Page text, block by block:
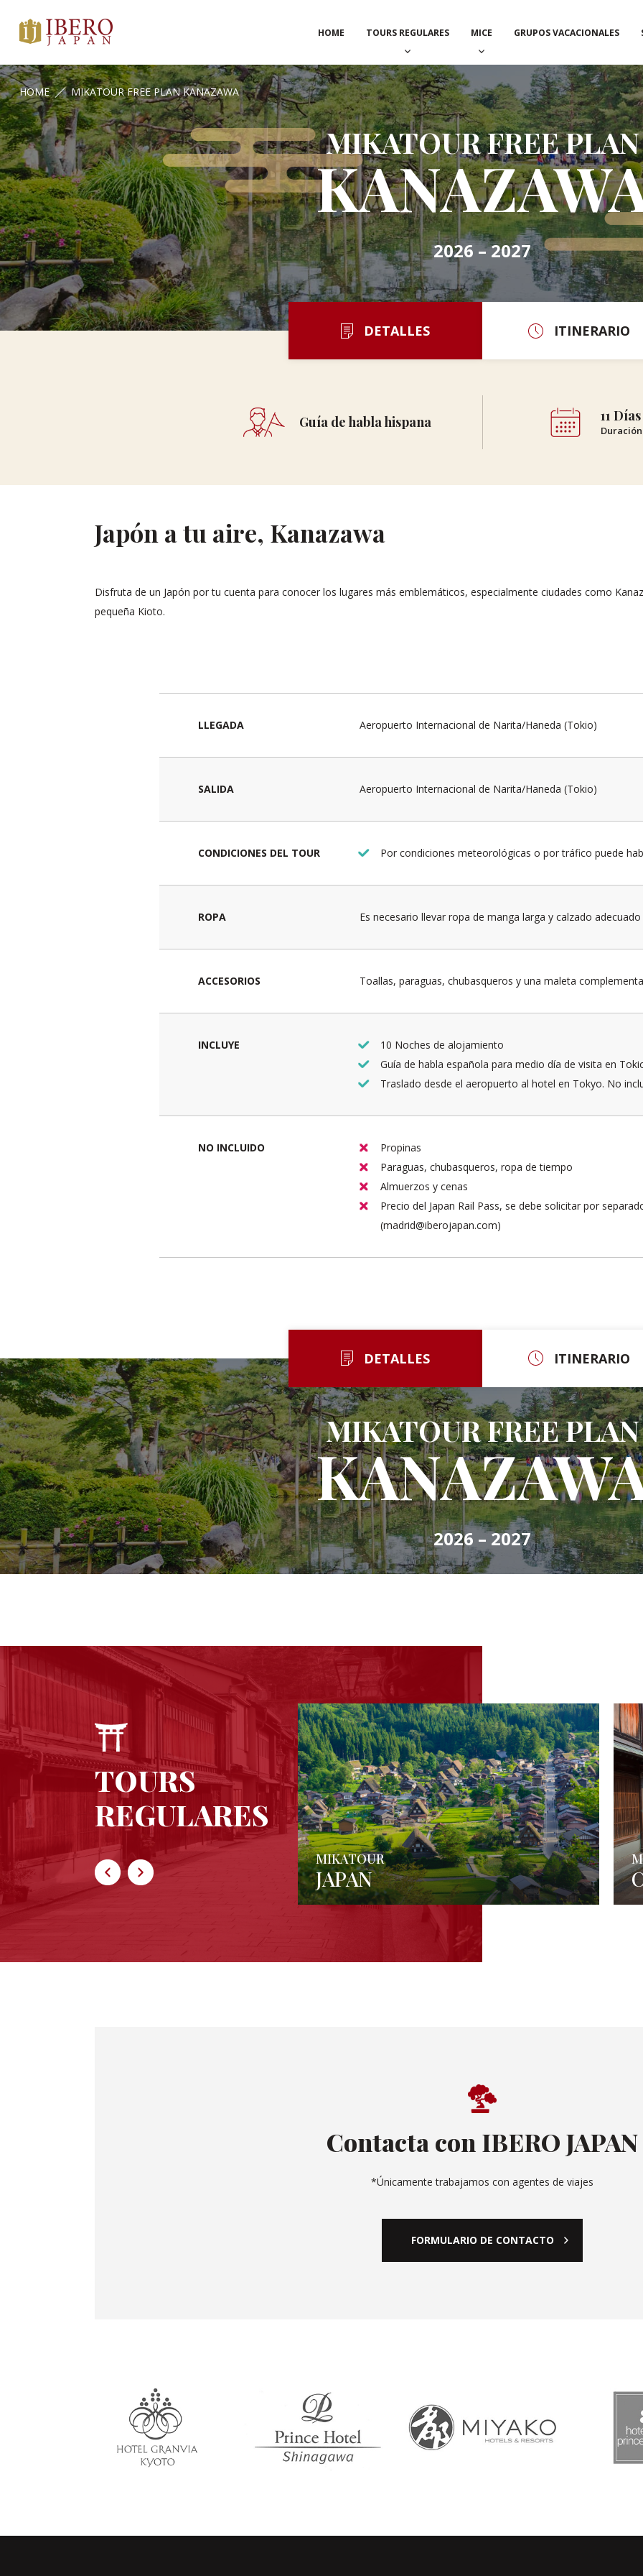
HOME TOURS REGULARES MICE GRUPOS VACACIONALES
HOME MIKATOUR FREE PLAN KANAZAWA
MIKATOUR FREE PLAN
2026 – 2027
DETALLES ITINERARIO
Guía de habla hispana 11
Japón a tu aire, Kanazawa
Disfruta de un Japón por tu cuenta para conocer los lugares más emblemáticos, especialmente ciudades como
pequeña Kioto.
LLEGADA Aeropuerto Internacional de Narita/Haneda (Tokio)
SALIDA Aeropuerto Internacional de Narita/Haneda (Tokio)
CONDICIONES DEL TOUR Por condiciones meteorológicas o por tráfico puede
ROPA Es necesario llevar ropa de manga larga y calzado
ACCESORIOS Toallas, paraguas, chubasqueros y una maleta
INCLUYE
10 Noches de alojamiento
Guía de habla española para medio día de visita en
Traslado desde el aeropuerto al hotel en Tokyo. No
NO INCLUIDO
Propinas
Paraguas, chubasqueros, ropa de tiempo
Almuerzos y cenas
Precio del Japan Rail Pass, se debe solicitar por
(madrid@iberojapan.com)
DETALLES ITINERARIO
MIKATOUR FREE PLAN
2026 – 2027
TOURS
REGULARES
MIKATOUR
KYUSHU
MIKATOUR
JAPAN
Contacta con IBERO JAPAN
*Únicamente trabajamos con agentes de viajes
FORMULARIO DE CONTACTO